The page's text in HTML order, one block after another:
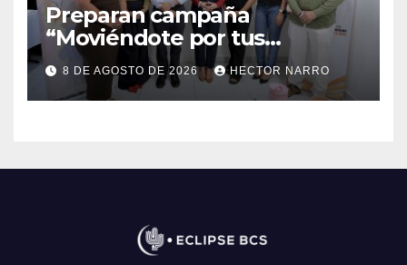
Preparan campaña
“Moviéndote por tus
Derechos 2026” para
fortalecer la promoción y
protección de los derechos
8 DE AGOSTO DE 2026 HECTOR NARRO